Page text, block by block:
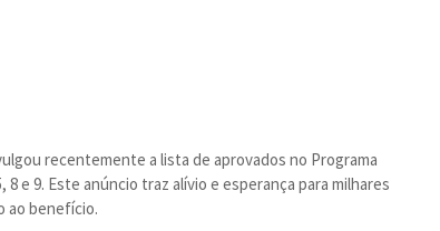
recentemente a lista de aprovados no Programa
e 9. Este anúncio traz alívio e esperança para milhares
ao benefício.